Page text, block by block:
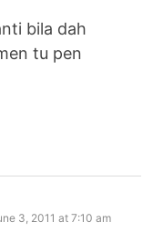
bila dah
tu pen
3, 2011 at 7:10 am